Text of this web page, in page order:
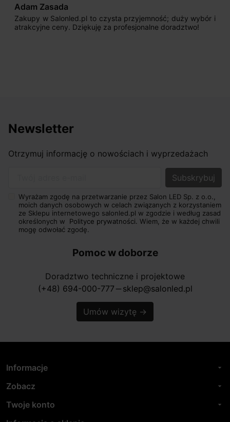
Adam Zasada
Zakupy w Salonled.pl to czysta przyjemność; duży wybór i
atrakcyjne ceny. Dziękuję za profesjonalne doradztwo!
Newsletter
Otrzymuj informację o nowościach i wyprzedażach
Wyrażam zgodę na przetwarzanie przez Salon LED Sp. z o.o.,
moich danych osobowych w celach związanych z korzystaniem
ze Sklepu internetowego salonled.pl w zgodzie i według zasad
określonych w Polityce prywatności. Wiem, że w każdej chwili
mogę odwołać zgodę.
Pomoc w doborze
Doradztwo techniczne i projektowe
(+48) 694-000-777 horizontal_rule sklep@salonled.pl
Umów wizytę →
Informacje arrow_drop_down
Zobacz arrow_drop_down
Twoje konto arrow_drop_down